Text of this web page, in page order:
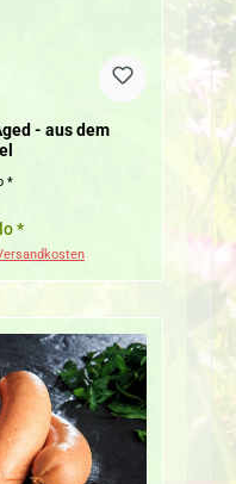
- aus dem
*
*